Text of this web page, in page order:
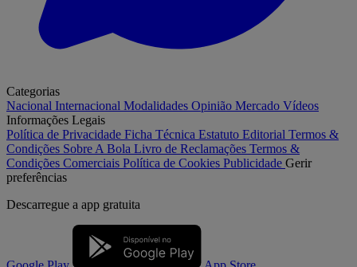
Categorias
Nacional Internacional Modalidades Opinião Mercado Vídeos
Informações Legais
Política de Privacidade Ficha Técnica Estatuto Editorial Termos &
Condições Sobre A Bola Livro de Reclamações Termos &
Condições Comerciais Política de Cookies Publicidade Gerir
preferências
Descarregue a app gratuita